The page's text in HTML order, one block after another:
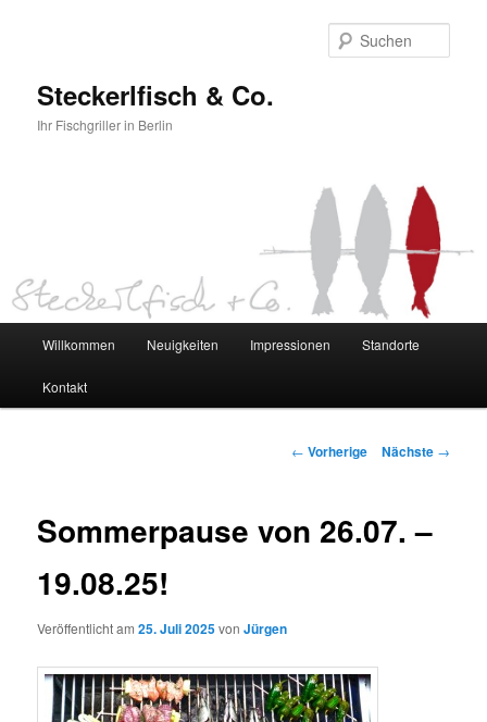
Steckerlfisch & Co.
Ihr Fischgriller in Berlin
Zum Inhalt wechseln
Willkommen Neuigkeiten Impressionen Standorte
Kontakt
Artikelnavigation
← Vorherige Nächste →
Sommerpause von 26.07. –
19.08.25!
Veröffentlicht am25. Juli 2025vonJürgen